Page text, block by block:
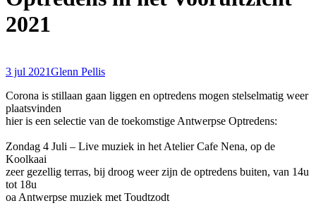
2021
3 jul 2021Glenn Pellis
Corona is stillaan gaan liggen en optredens mogen stelselmatig weer
plaatsvinden
hier is een selectie van de toekomstige Antwerpse Optredens:
Zondag 4 Juli – Live muziek in het Atelier Cafe Nena, op de
Koolkaai
zeer gezellig terras, bij droog weer zijn de optredens buiten, van 14u
tot 18u
oa Antwerpse muziek met Toudtzodt